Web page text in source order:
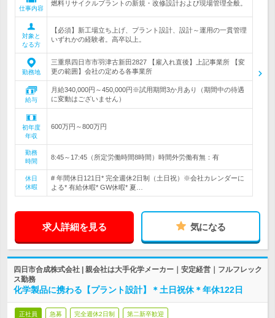
仕事内容
燃料リサイクルプラントの新規・改修設計および現場管理全般。
対象と
なる方
【必須】新工場立ち上げ、プラント設計、設計～運用の一貫管理
いずれかの経験者。高卒以上。
勤務地
三重県四日市市羽津古新田2827 【雇入れ直後】上記事業所 【変
更の範囲】会社の定める各事業所
給与
月給340,000円～450,000円※試用期間3か月あり（期間中の待遇
に変動はございません）
初年度
年収
600万円～800万円
勤務
時間
8:45～17:45（所定労働時間8時間）時間外労働有無：有
休日
休暇
# 年間休日121日* 完全週休2日制（土日祝）※会社カレンダーに
よる* 有給休暇* GW休暇* 夏…
求人詳細を見る 気になる
四日市合成株式会社 | 親会社は大手化学メーカー｜安定経営｜フルフレック
ス勤務
化学製品に携わる【プラント設計】＊土日祝休＊年休122日
正社員 急募 完全週休2日制 第二新卒歓迎